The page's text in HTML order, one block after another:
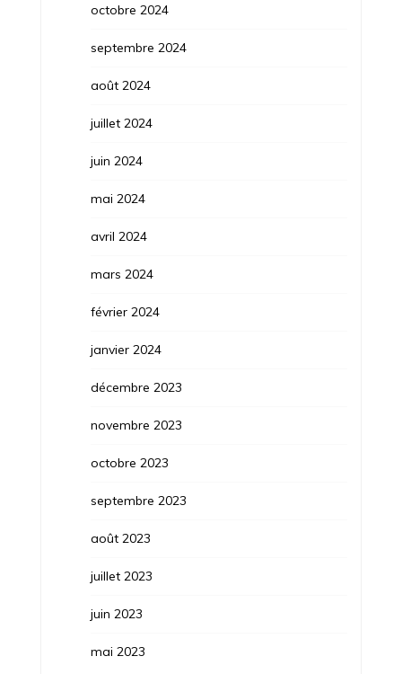
octobre 2024
septembre 2024
août 2024
juillet 2024
juin 2024
mai 2024
avril 2024
mars 2024
février 2024
janvier 2024
décembre 2023
novembre 2023
octobre 2023
septembre 2023
août 2023
juillet 2023
juin 2023
mai 2023